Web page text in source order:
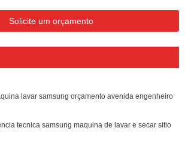
Solicite um orçamento
lavar samsung orçamento avenida engenheiro
tecnica samsung maquina de lavar e secar sitio